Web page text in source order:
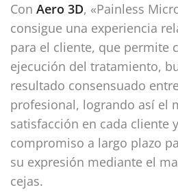
Con Aero 3D, «Painless
consigue una experiencia
para el cliente, que permite
ejecución del tratamiento,
resultado consensuado
profesional, logrando así el
satisfacción en cada cliente
compromiso a largo plazo
su expresión mediante el
cejas.